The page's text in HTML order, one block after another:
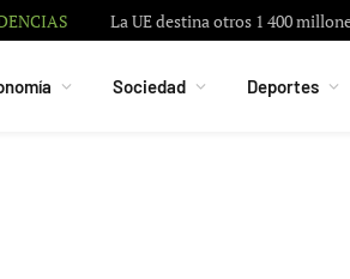
La UE destina otros 1 400
Sociedad Deportes